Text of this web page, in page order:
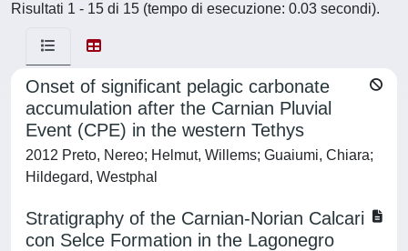
Risultati 1 - 15 di 15 (tempo di esecuzione: 0.03 secondi).
Onset of significant pelagic carbonate
accumulation after the Carnian Pluvial
Event (CPE) in the western Tethys
2012 Preto, Nereo; Helmut, Willems; Guaiumi, Chiara;
Hildegard, Westphal
Stratigraphy of the Carnian-Norian Calcari
con Selce Formation in the Lagonegro